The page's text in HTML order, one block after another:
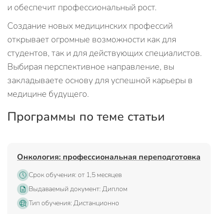
и обеспечит профессиональный рост.
Создание новых медицинских профессий
открывает огромные возможности как для
студентов, так и для действующих специалистов.
Выбирая перспективное направление, вы
закладываете основу для успешной карьеры в
медицине будущего.
Программы по теме статьи
Онкология: профессиональная переподготовка
Срок обучения: от 1,5 месяцев
Выдаваемый документ: Диплом
Тип обучения: Дистанционно